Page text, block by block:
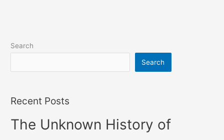
Search
Search
Recent Posts
The Unknown History of